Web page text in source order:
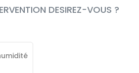
DESIREZ-VOUS ?